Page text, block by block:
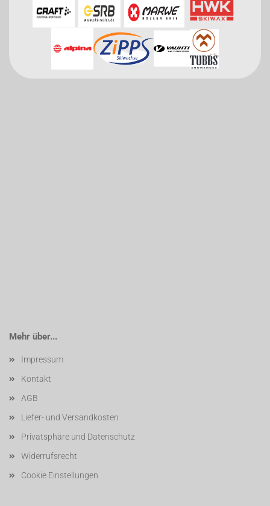
Mehr über...
Impressum
Kontakt
AGB
Liefer- und Versandkosten
Privatsphäre und Datenschutz
Widerrufsrecht
Cookie Einstellungen